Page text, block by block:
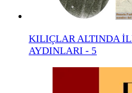
KILIÇLAR ALTINDA
AYDINLARI - 5